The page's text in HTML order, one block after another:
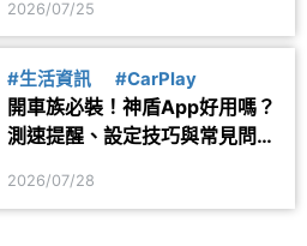
2026/07/25
#生活資訊 #CarPlay
開車族必裝！神盾App好用嗎？
測速提醒、設定技巧與常見問題
2026/07/28